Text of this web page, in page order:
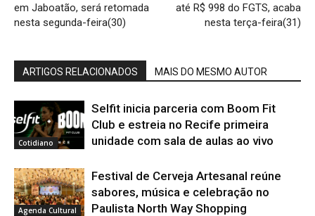
em Jaboatão, será retomada
nesta segunda-feira(30)
até R$ 998 do FGTS, acaba
nesta terça-feira(31)
ARTIGOS RELACIONADOS MAIS DO MESMO AUTOR
Cotidiano
Selfit inicia parceria com Boom Fit
Club e estreia no Recife primeira
unidade com sala de aulas ao vivo
Agenda Cultural
Festival de Cerveja Artesanal reúne
sabores, música e celebração no
Paulista North Way Shopping